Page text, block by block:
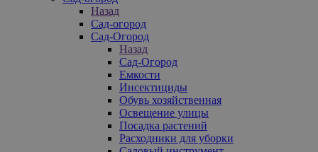
Назад
Сад-огород
Сад-Огород
Назад
Сад-Огород
Емкости
Инсектициды
Обувь хозяйственная
Освещение улицы
Посадка растений
Расходники для уборки